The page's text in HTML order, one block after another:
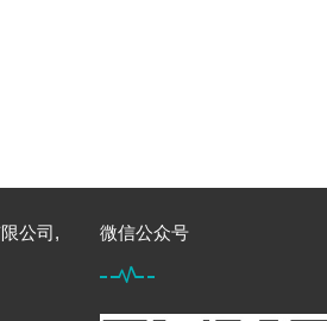
公司, 微信公众号